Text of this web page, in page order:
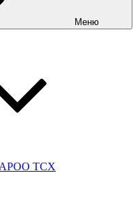
Меню
АРОО ТСХ